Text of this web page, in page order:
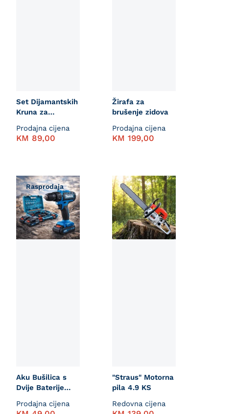
Set Dijamantskih
Kruna za
Prodajna cijena
KM 89,00
Žirafa za
brušenje zidova
Prodajna cijena
KM 199,00
Rasprodaja
Aku Bušilica s
Dvije Baterije
Prodajna cijena
"Straus" Motorna
pila 4.9 KS
Redovna cijena